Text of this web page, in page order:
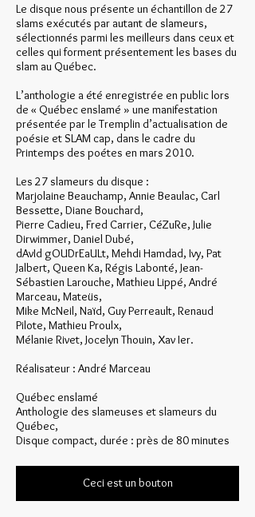
Le disque nous présente un échantillon de 27
slams exécutés par autant de slameurs,
sélectionnés parmi les meilleurs dans ceux et
celles qui forment présentement les bases du
slam au Québec.
L’anthologie a été enregistrée en public lors
de « Québec enslamé » une manifestation
présentée par le Tremplin d’actualisation de
poésie et SLAM cap, dans le cadre du
Printemps des poétes en mars 2010.
Les 27 slameurs du disque :
Marjolaine Beauchamp, Annie Beaulac, Carl
Bessette, Diane Bouchard,
Pierre Cadieu, Fred Carrier, CéZuRe, Julie
Dirwimmer, Daniel Dubé,
dAvId gOUDrEaULt, Mehdi Hamdad, Ivy, Pat
Jalbert, Queen Ka, Régis Labonté, Jean-
Sébastien Larouche, Mathieu Lippé, André
Marceau, Mateüs,
Mike McNeil, Naïd, Guy Perreault, Renaud
Pilote, Mathieu Proulx,
Mélanie Rivet, Jocelyn Thouin, Xav Ier.
Réalisateur : André Marceau
Québec enslamé
Anthologie des slameuses et slameurs du
Québec,
Disque compact, durée : près de 80 minutes
Ceci est un bouton